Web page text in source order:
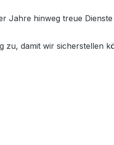
Jahre hinweg treue
damit wir sicherstellen